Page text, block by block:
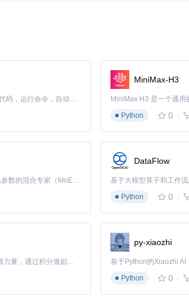
安装步骤操作，不久你就能运行起第一个Go编写的
整的功能列表，请访问项目主页查看。
Claude Code 的开源替代方案。连接任意大模型，编辑代码，运行命令，自动验证 — 全自动执行。用 Rust 构建，极致性能。 ｜ An open-source alternative to Claude Code. Connect any LLM, edit code, run commands, and verify changes — autonomously. Built in Rust for speed. Get Started
MiniMax-H3
Python
0
Kimi K3 是Kimi能力最强的模型：这是一个拥有 2.8 万亿参数的混合专家（MoE）模型，具备原生视觉理解能力，并支持 100 万 token 的上下文窗口。
DataFlow
基于大模型算子和工作
Python
0
「源启盛夏」暑期校园开发者成长计划旨在激活校园开源力量，通过积分激励、认证扶持、资源倾斜等形式，引导高校组织和开发者完成「入驻 — 建项目 — 做贡献 — 获认证 — 得资源」的完整闭环。无论你是想带领社团入驻平台的组织者，还是希望用代码贡献证明自己的开发者，都能在这里找到属于你的成长路径。
py-xiaozhi
Python
0